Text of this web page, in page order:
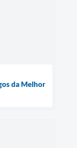
da Melhor